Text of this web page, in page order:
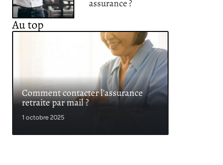
assurance ?
Au top
Comment contacter l’assurance
retraite par mail ?
1 octobre 2025